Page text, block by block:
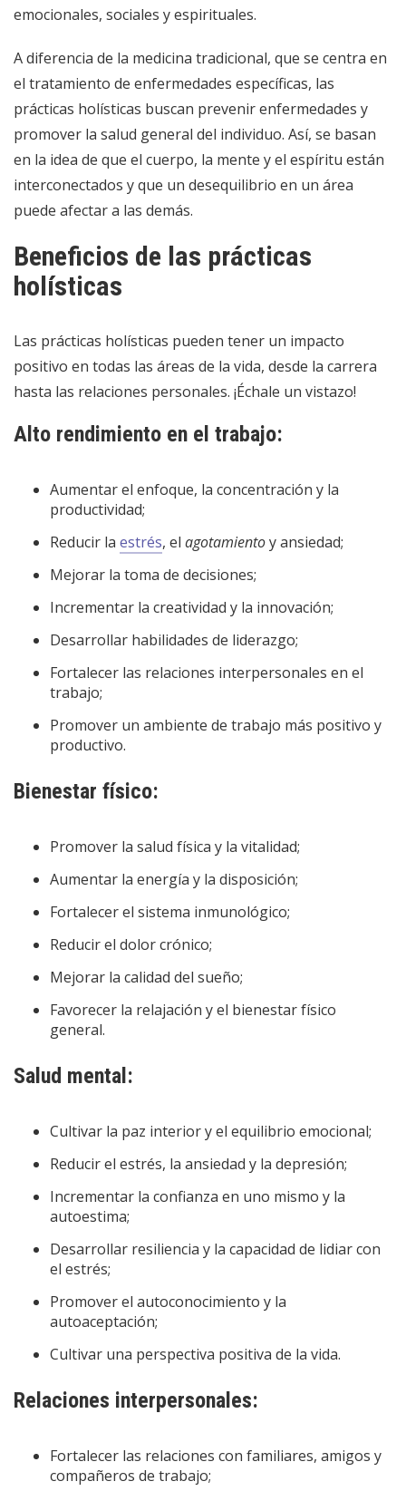
emocionales, sociales y espirituales.
A diferencia de la medicina tradicional, que se centra en
el tratamiento de enfermedades específicas, las
prácticas holísticas buscan prevenir enfermedades y
promover la salud general del individuo. Así, se basan
en la idea de que el cuerpo, la mente y el espíritu están
interconectados y que un desequilibrio en un área
puede afectar a las demás.
Beneficios de las prácticas
holísticas
Las prácticas holísticas pueden tener un impacto
positivo en todas las áreas de la vida, desde la carrera
hasta las relaciones personales. ¡Échale un vistazo!
Alto rendimiento en el trabajo:
Aumentar el enfoque, la concentración y la
productividad;
Reducir la estrés, el agotamientoy ansiedad;
Mejorar la toma de decisiones;
Incrementar la creatividad y la innovación;
Desarrollar habilidades de liderazgo;
Fortalecer las relaciones interpersonales en el
trabajo;
Promover un ambiente de trabajo más positivo y
productivo.
Bienestar físico:
Promover la salud física y la vitalidad;
Aumentar la energía y la disposición;
Fortalecer el sistema inmunológico;
Reducir el dolor crónico;
Mejorar la calidad del sueño;
Favorecer la relajación y el bienestar físico
general.
Salud mental:
Cultivar la paz interior y el equilibrio emocional;
Reducir el estrés, la ansiedad y la depresión;
Incrementar la confianza en uno mismo y la
autoestima;
Desarrollar resiliencia y la capacidad de lidiar con
el estrés;
Promover el autoconocimiento y la
autoaceptación;
Cultivar una perspectiva positiva de la vida.
Relaciones interpersonales:
Fortalecer las relaciones con familiares, amigos y
compañeros de trabajo;